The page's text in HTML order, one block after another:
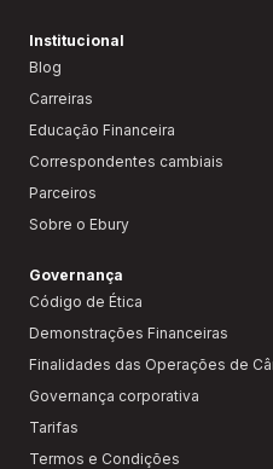
Institucional
Blog
Carreiras
Educação Financeira
Correspondentes cambiais
Parceiros
Sobre o Ebury
Governança
Código de Ética
Demonstrações Financeiras
Finalidades das Operações de
Governança corporativa
Tarifas
Termos e Condições